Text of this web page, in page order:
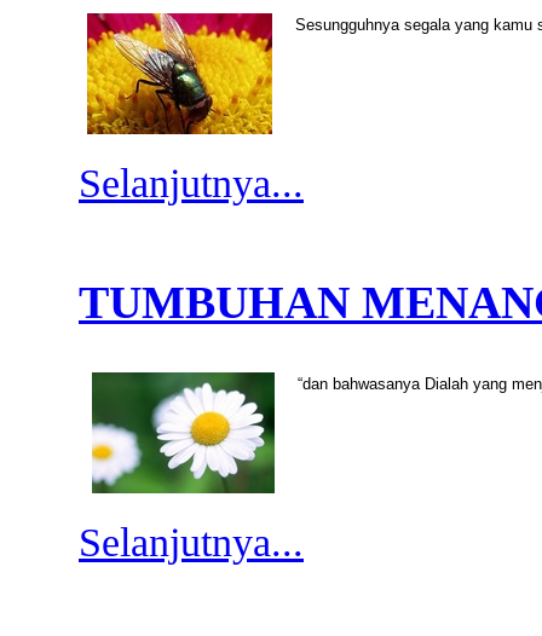
Sesungguhnya segala yang
Selanjutnya...
TUMBUHAN
“dan bahwasanya Dialah yang
Selanjutnya...